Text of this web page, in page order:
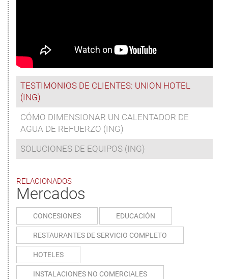
TESTIMONIOS DE CLIENTES: UNION HOTEL
(ING)
CÓMO DIMENSIONAR UN CALENTADOR DE
AGUA DE REFUERZO (ING)
SOLUCIONES DE EQUIPOS (ING)
RELACIONADOS
Mercados
CONCESIONES EDUCACIÓN
RESTAURANTES DE SERVICIO COMPLETO
HOTELES
INSTALACIONES NO COMERCIALES